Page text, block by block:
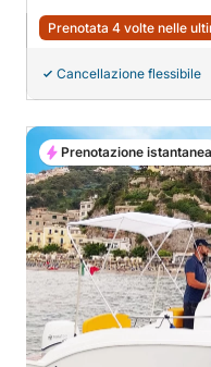
Prenotata 4 volte nelle
Cancellazione flessibile
Prenotazione istantanea